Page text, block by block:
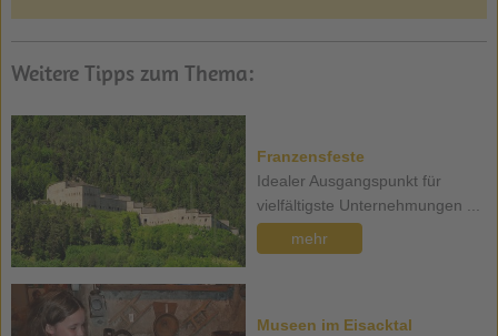
Weitere Tipps zum Thema:
Franzensfeste
Idealer Ausgangspunkt für
vielfältigste Unternehmungen ...
mehr
Museen im Eisacktal